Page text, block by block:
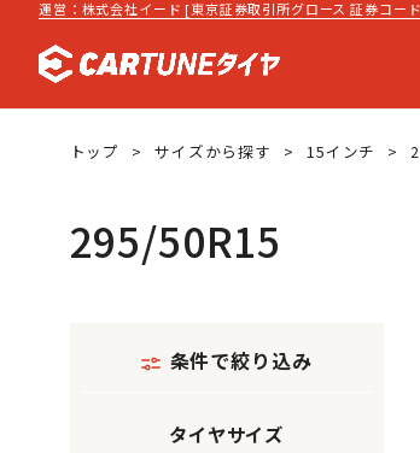
運営：株式会社イード [東京証券取引所グロース 証券コー
トップ サイズから探す 15インチ
295/50R15
条件で絞り込み
タイヤサイズ